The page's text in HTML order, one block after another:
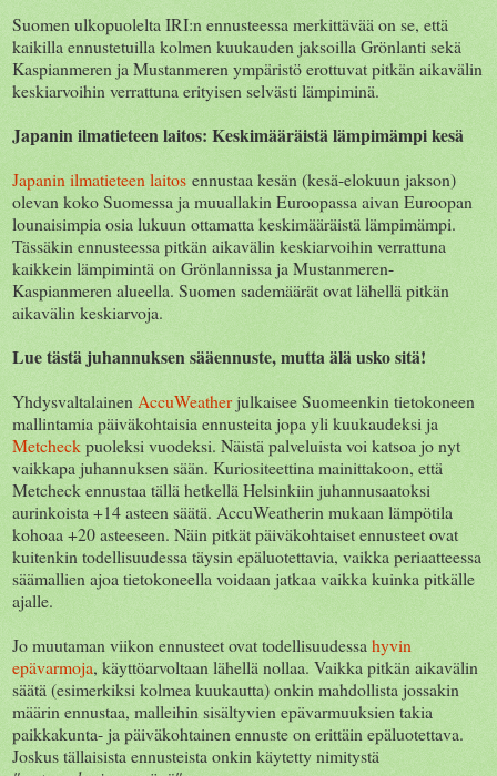
Suomen ulkopuolelta IRI:n ennusteessa merkittävää on se, että
kaikilla ennustetuilla kolmen kuukauden jaksoilla Grönlanti sekä
Kaspianmeren ja Mustanmeren ympäristö erottuvat pitkän aikavälin
keskiarvoihin verrattuna erityisen selvästi lämpiminä.
Japanin ilmatieteen laitos: Keskimääräistä lämpimämpi kesä
Japanin ilmatieteen laitos ennustaa kesän (kesä-elokuun jakson)
olevan koko Suomessa ja muuallakin Euroopassa aivan Euroopan
lounaisimpia osia lukuun ottamatta keskimääräistä lämpimämpi.
Tässäkin ennusteessa pitkän aikavälin keskiarvoihin verrattuna
kaikkein lämpimintä on Grönlannissa ja Mustanmeren-
Kaspianmeren alueella. Suomen sademäärät ovat lähellä pitkän
aikavälin keskiarvoja.
Lue tästä juhannuksen sääennuste, mutta älä usko sitä!
Yhdysvaltalainen AccuWeatherjulkaisee Suomeenkin tietokoneen
mallintamia päiväkohtaisia ennusteita jopa yli kuukaudeksi ja
Metcheckpuoleksi vuodeksi. Näistä palveluista voi katsoa jo nyt
vaikkapa juhannuksen sään. Kuriositeettina mainittakoon, että
Metcheck ennustaa tällä hetkellä Helsinkiin juhannusaatoksi
aurinkoista +14 asteen säätä. AccuWeatherin mukaan lämpötila
kohoaa +20 asteeseen. Näin pitkät päiväkohtaiset ennusteet ovat
kuitenkin todellisuudessa täysin epäluotettavia, vaikka periaatteessa
säämallien ajoa tietokoneella voidaan jatkaa vaikka kuinka pitkälle
ajalle.
Jo muutaman viikon ennusteet ovat todellisuudessa hyvin
epävarmoja, käyttöarvoltaan lähellä nollaa. Vaikka pitkän aikavälin
säätä (esimerkiksi kolmea kuukautta) onkin mahdollista jossakin
määrin ennustaa, malleihin sisältyvien epävarmuuksien takia
paikkakunta- ja päiväkohtainen ennuste on erittäin epäluotettava.
Joskus tällaisista ennusteista onkin käytetty nimitystä